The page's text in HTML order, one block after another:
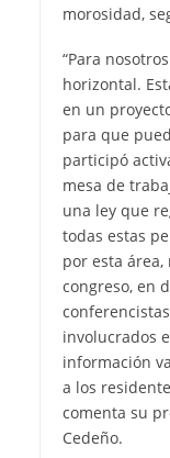
morosidad,
“Para
horizontal.
en un
para que
participó
mesa de
una ley que
todas estas
por esta área,
congreso, en
involucrados
información
a los
comenta su
Cedeño.